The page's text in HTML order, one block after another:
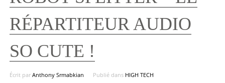
RÉPARTITEUR AUDIO
SO CUTE !
Écrit par Anthony Srmabkian Publié dans HIGH TECH